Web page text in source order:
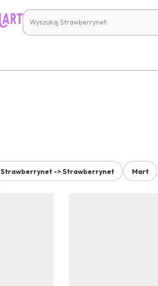
Strawberrynet -> Strawberrynet Mart